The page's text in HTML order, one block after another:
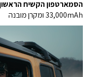
הסמארטפון הקשיח
33,000mAh ומקרן מובנה